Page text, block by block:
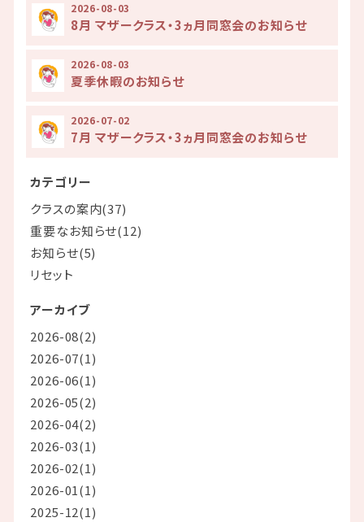
2026-08-03
8月 マザークラス・3ヵ月同窓会のお知らせ
2026-08-03
夏季休暇のお知らせ
2026-07-02
7月 マザークラス・3ヵ月同窓会のお知らせ
カテゴリー
クラスの案内(37)
重要なお知らせ(12)
お知らせ(5)
リセット
アーカイブ
2026-08(2)
2026-07(1)
2026-06(1)
2026-05(2)
2026-04(2)
2026-03(1)
2026-02(1)
2026-01(1)
2025-12(1)